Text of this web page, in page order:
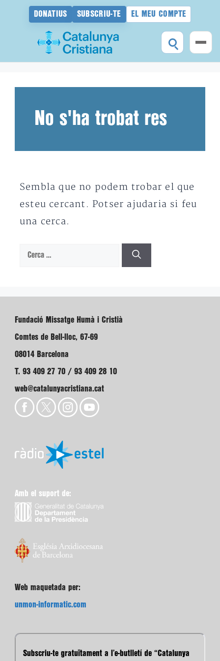
DONATIUS SUBSCRIU-TE EL MEU COMPTE
No s'ha trobat res
Sembla que no podem trobar el que
esteu cercant. Potser ajudaria si feu
una cerca.
Cerca:
Fundació Missatge Humà i Cristià
Comtes de Bell-lloc, 67-69
08014 Barcelona
T. 93 409 27 70 / 93 409 28 10
web@catalunyacristiana.cat
Amb el suport de:
Web maquetada per:
unmon-informatic.com
Subscriu-te gratuïtament a l’e-butlletí de “Catalunya